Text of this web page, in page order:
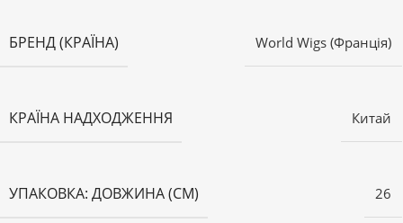
БРЕНД (КРАЇНА) World Wigs (Франція)
КРАЇНА НАДХОДЖЕННЯ Китай
УПАКОВКА: ДОВЖИНА (СМ) 26